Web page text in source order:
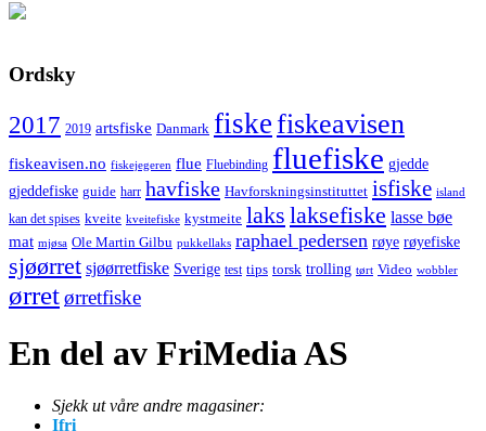
Ordsky
2017 2019 artsfiske Danmark fiskefiskeavisen
fiskeavisen.no fiskejegeren flue Fluebinding fluefiske gjedde
gjeddefiske guide harr havfiske Havforskningsinstituttet isfiske island
kan det spises kveite kveitefiske kystmeite laks laksefiske lasse bøe
mat mjøsa Ole Martin Gilbu pukkellaks raphael pedersen røye røyefiske
sjøørret sjøørretfiske Sverige test tips torsk trolling tørt Video wobbler
ørretørretfiske
En del av FriMedia AS
Sjekk ut våre andre magasiner:
Ifri